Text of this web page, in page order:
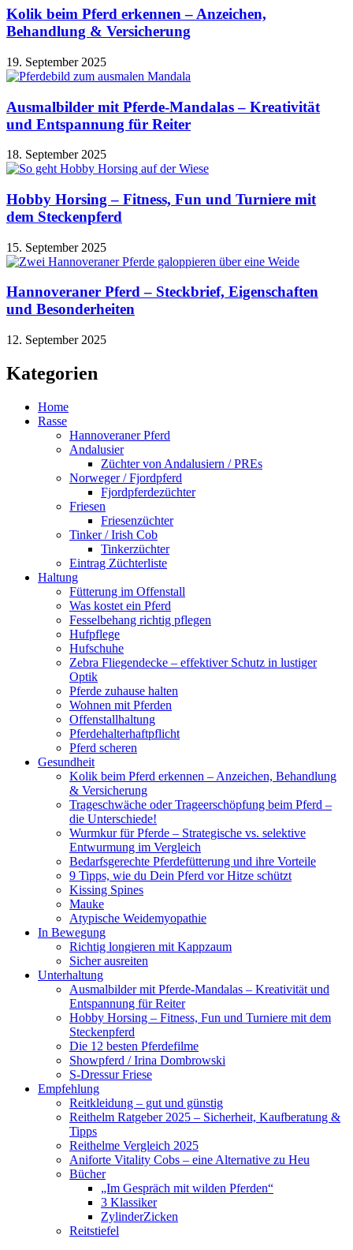
Kolik beim Pferd erkennen – Anzeichen,
Behandlung & Versicherung
19. September 2025
Ausmalbilder mit Pferde-Mandalas – Kreativität
und Entspannung für Reiter
18. September 2025
Hobby Horsing – Fitness, Fun und Turniere mit
dem Steckenpferd
15. September 2025
Hannoveraner Pferd – Steckbrief, Eigenschaften
und Besonderheiten
12. September 2025
Kategorien
Home
Rasse
Hannoveraner Pferd
Andalusier
Züchter von Andalusiern / PREs
Norweger / Fjordpferd
Fjordpferdezüchter
Friesen
Friesenzüchter
Tinker / Irish Cob
Tinkerzüchter
Eintrag Züchterliste
Haltung
Fütterung im Offenstall
Was kostet ein Pferd
Fesselbehang richtig pflegen
Hufpflege
Hufschuhe
Zebra Fliegendecke – effektiver Schutz in lustiger
Optik
Pferde zuhause halten
Wohnen mit Pferden
Offenstallhaltung
Pferdehalterhaftpflicht
Pferd scheren
Gesundheit
Kolik beim Pferd erkennen – Anzeichen, Behandlung
& Versicherung
Trageschwäche oder Trageerschöpfung beim Pferd –
die Unterschiede!
Wurmkur für Pferde – Strategische vs. selektive
Entwurmung im Vergleich
Bedarfsgerechte Pferdefütterung und ihre Vorteile
9 Tipps, wie du Dein Pferd vor Hitze schützt
Kissing Spines
Mauke
Atypische Weidemyopathie
In Bewegung
Richtig longieren mit Kappzaum
Sicher ausreiten
Unterhaltung
Ausmalbilder mit Pferde-Mandalas – Kreativität und
Entspannung für Reiter
Hobby Horsing – Fitness, Fun und Turniere mit dem
Steckenpferd
Die 12 besten Pferdefilme
Showpferd / Irina Dombrowski
S-Dressur Friese
Empfehlung
Reitkleidung – gut und günstig
Reithelm Ratgeber 2025 – Sicherheit, Kaufberatung &
Tipps
Reithelme Vergleich 2025
Aniforte Vitality Cobs – eine Alternative zu Heu
Bücher
„Im Gespräch mit wilden Pferden“
3 Klassiker
ZylinderZicken
Reitstiefel